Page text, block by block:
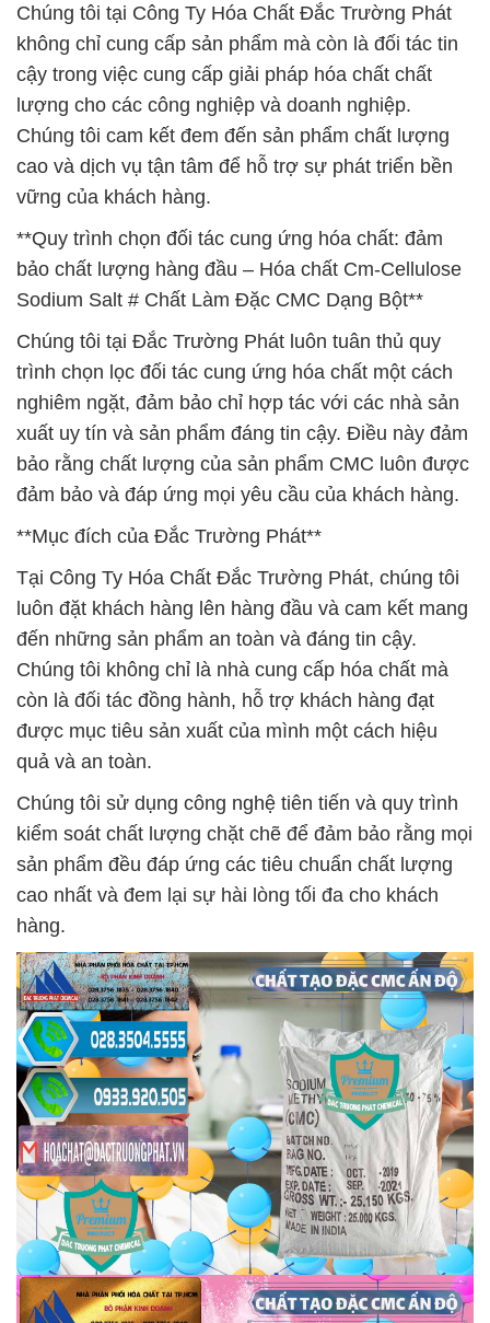
Chúng tôi tại Công Ty Hóa Chất Đắc Trường Phát
không chỉ cung cấp sản phẩm mà còn là đối tác tin
cậy trong việc cung cấp giải pháp hóa chất chất
lượng cho các công nghiệp và doanh nghiệp.
Chúng tôi cam kết đem đến sản phẩm chất lượng
cao và dịch vụ tận tâm để hỗ trợ sự phát triển bền
vững của khách hàng.
**Quy trình chọn đối tác cung ứng hóa chất: đảm
bảo chất lượng hàng đầu – Hóa chất Cm-Cellulose
Sodium Salt # Chất Làm Đặc CMC Dạng Bột**
Chúng tôi tại Đắc Trường Phát luôn tuân thủ quy
trình chọn lọc đối tác cung ứng hóa chất một cách
nghiêm ngặt, đảm bảo chỉ hợp tác với các nhà sản
xuất uy tín và sản phẩm đáng tin cậy. Điều này đảm
bảo rằng chất lượng của sản phẩm CMC luôn được
đảm bảo và đáp ứng mọi yêu cầu của khách hàng.
**Mục đích của Đắc Trường Phát**
Tại Công Ty Hóa Chất Đắc Trường Phát, chúng tôi
luôn đặt khách hàng lên hàng đầu và cam kết mang
đến những sản phẩm an toàn và đáng tin cậy.
Chúng tôi không chỉ là nhà cung cấp hóa chất mà
còn là đối tác đồng hành, hỗ trợ khách hàng đạt
được mục tiêu sản xuất của mình một cách hiệu
quả và an toàn.
Chúng tôi sử dụng công nghệ tiên tiến và quy trình
kiểm soát chất lượng chặt chẽ để đảm bảo rằng mọi
sản phẩm đều đáp ứng các tiêu chuẩn chất lượng
cao nhất và đem lại sự hài lòng tối đa cho khách
hàng.